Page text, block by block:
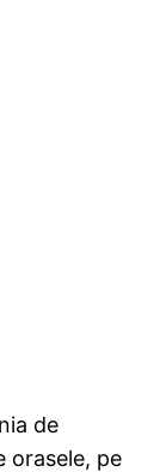
de
orasele, pe